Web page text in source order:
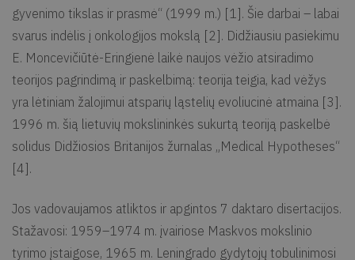
gyvenimo tikslas ir prasmė“ (1999 m.) [1]. Šie darbai – labai
svarus indėlis į onkologijos mokslą [2]. Didžiausiu pasiekimu
E. Moncevičiūtė-Eringienė laikė naujos vėžio atsiradimo
teorijos pagrindimą ir paskelbimą: teorija teigia, kad vėžys
yra lėtiniam žalojimui atsparių ląstelių evoliucinė atmaina [3].
1996 m. šią lietuvių mokslininkės sukurtą teoriją paskelbė
solidus Didžiosios Britanijos žurnalas „Medical Hypotheses“
[4].
Jos vadovaujamos atliktos ir apgintos 7 daktaro disertacijos.
Stažavosi: 1959–1974 m. įvairiose Maskvos mokslinio
tyrimo įstaigose, 1965 m. Leningrado gydytojų tobulinimosi